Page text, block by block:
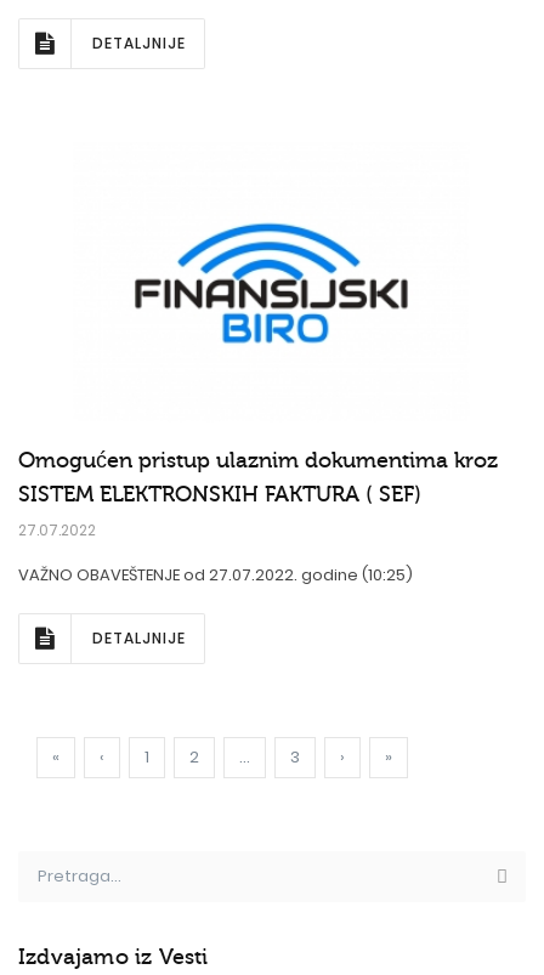
DETALJNIJE
Omogućen pristup ulaznim dokumentima kroz
SISTEM ELEKTRONSKIH FAKTURA ( SEF)
27.07.2022
VAŽNO OBAVEŠTENJE od 27.07.2022. godine (10:25)
DETALJNIJE
« ‹ 1 2 ... 3 › »
Izdvajamo iz Vesti